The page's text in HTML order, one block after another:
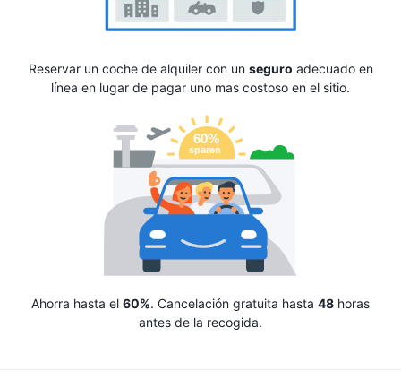
Reservar un coche de alquiler con un seguro adecuado en
línea en lugar de pagar uno mas costoso en el sitio.
Ahorra hasta el 60%. Cancelación gratuita hasta 48 horas
antes de la recogida.